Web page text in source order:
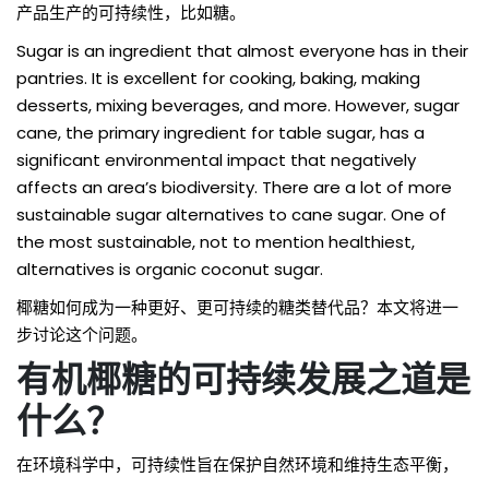
产品生产的可持续性，比如糖。
Sugar is an ingredient that almost everyone has in their
pantries. It is excellent for cooking, baking, making
desserts, mixing beverages, and more. However, sugar
cane, the primary ingredient for table sugar,has a
significant environmental impact that negatively
affects an area’s biodiversity. There are a lot of more
sustainable sugar alternatives to cane sugar. One of
the most sustainable, not to mentionhealthiest,
alternatives is organic coconut sugar.
椰糖如何成为一种更好、更可持续的糖类替代品？本文将进一
步讨论这个问题。
有机椰糖的可持续发展之道是
什么？
在环境科学中，可持续性旨在保护自然环境和维持生态平衡，